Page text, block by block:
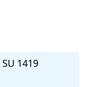
SU 1419